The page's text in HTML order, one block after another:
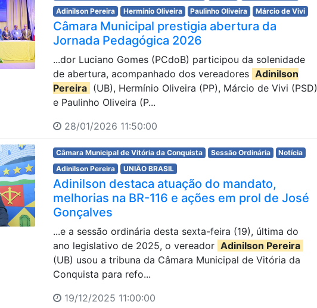
Adinilson Pereira
Hermínio Oliveira Paulinho Oliveira Márcio de Vivi
Câmara Municipal prestigia abertura da
Jornada Pedagógica 2026
...dor Luciano Gomes (PCdoB) participou da solenidade
de abertura, acompanhado dos vereadores Adinilson
Pereira (UB), Hermínio Oliveira (PP), Márcio de Vivi (PSD)
e Paulinho Oliveira (P...
28/01/2026 11:50:00
Câmara Municipal de Vitória da Conquista Sessão Ordinária
Notícia
Adinilson Pereira
UNIÃO BRASIL
Adinilson destaca atuação do mandato,
melhorias na BR-116 e ações em prol de José
Gonçalves
...e a sessão ordinária desta sexta-feira (19), última do
ano legislativo de 2025, o vereador Adinilson Pereira
(UB) usou a tribuna da Câmara Municipal de Vitória da
Conquista para refo...
19/12/2025 11:00:00